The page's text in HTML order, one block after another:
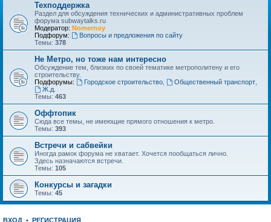
Техподдержка
Раздел для обсуждения технических и административных проблем
форума subwaytalks.ru
Модератор: Nomernoy
Подфорум:
Вопросы и предложения по сайту
Темы: 378
Не Метро, но тоже нам интересно
Обсуждение тем, близких по своей тематике метрополитену и его
строительству.
Подфорумы:
Городское строительство, Общественный транспорт,
Ж.д.
Темы: 463
Оффтопик
Сюда все темы, не имеющие прямого отношения к метро.
Темы: 393
Встречи и сабвейки
Иногда рамок форума не хватает. Хочется пообщаться лично.
Здесь назначаются встречи.
Темы: 105
Конкурсы и загадки
Темы: 45
ВХОД • РЕГИСТРАЦИЯ